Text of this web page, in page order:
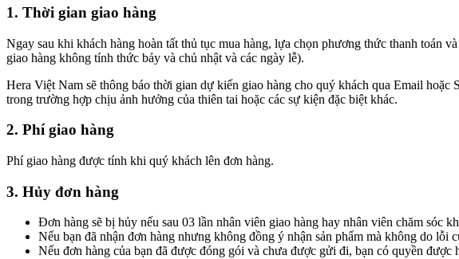
1. Thời gian giao hàng
Ngay sau khi khách hàng hoàn tất thủ tục mua hàng, lựa chọn phương thức thanh toán
giao hàng không tính thức bảy và chủ nhật và các ngày lễ).
Hera Việt Nam sẽ thông báo thời gian dự kiến giao hàng cho quý khách qua Email
trong trường hợp chịu ảnh hưởng của thiên tai hoặc các sự kiện đặc biệt khác.
2. Phí giao hàng
Phí giao hàng được tính khi quý khách lên đơn hàng.
3. Hủy đơn hàng
Đơn hàng sẽ bị hủy nếu sau 03 lần nhân viên giao hàng hay nhân viên chăm sóc
Nếu bạn đã nhận đơn hàng nhưng không đồng ý nhận sản phẩm mà không do lỗi
Nếu đơn hàng của bạn đã được đóng gói và chưa được gửi đi, bạn có quyền